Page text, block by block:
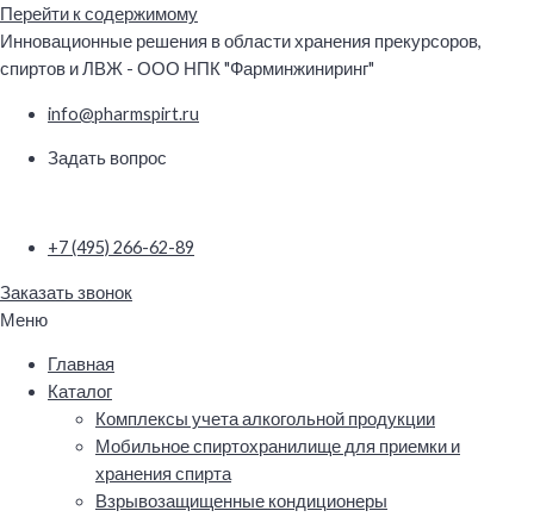
Перейти к содержимому
Инновационные решения в области хранения прекурсоров,
спиртов и ЛВЖ - ООО НПК "Фарминжиниринг"
info@pharmspirt.ru
Задать вопрос
+7 (495) 266-62-89
Заказать звонок
Меню
Главная
Каталог
Комплексы учета алкогольной продукции
Мобильное спиртохранилище для приемки и
хранения спирта
Взрывозащищенные кондиционеры